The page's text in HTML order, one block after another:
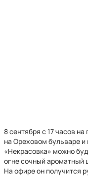
8 сентября с 17 часов
на Ореховом бульваре и
«Некрасовка» можно
огне сочный
На офире он получится